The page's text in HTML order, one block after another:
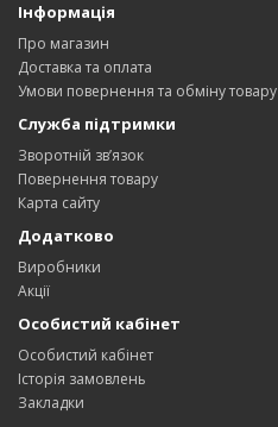
Інформація
Про магазин
Доставка та оплата
Умови повернення та обміну товару
Служба підтримки
Зворотній зв’язок
Повернення товару
Карта сайту
Додатково
Виробники
Акції
Особистий кабінет
Особистий кабінет
Історія замовлень
Закладки